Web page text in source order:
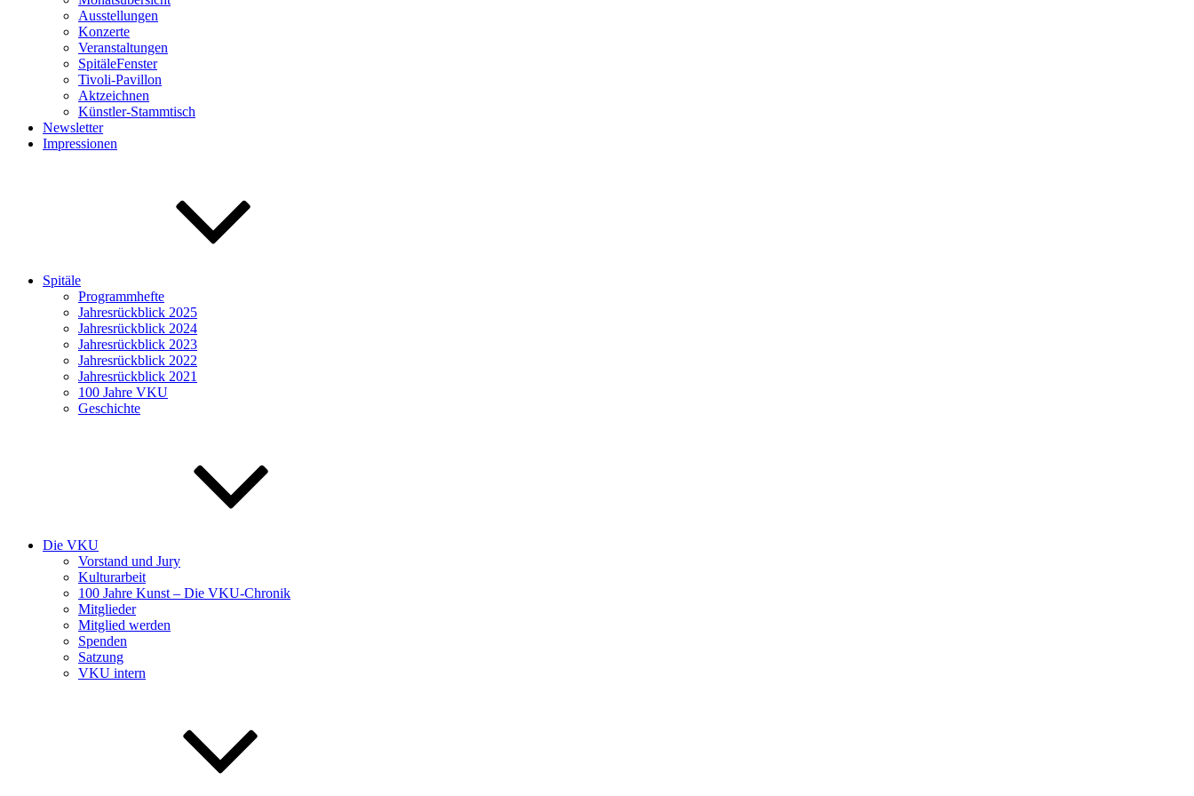
Ausstellungen
Konzerte
Veranstaltungen
SpitäleFenster
Tivoli-Pavillon
Aktzeichnen
Künstler-Stammtisch
Newsletter
Impressionen
Spitäle
Programmhefte
Jahresrückblick 2025
Jahresrückblick 2024
Jahresrückblick 2023
Jahresrückblick 2022
Jahresrückblick 2021
100 Jahre VKU
Geschichte
Die VKU
Vorstand und Jury
Kulturarbeit
100 Jahre Kunst – Die VKU-Chronik
Mitglieder
Mitglied werden
Spenden
Satzung
VKU intern